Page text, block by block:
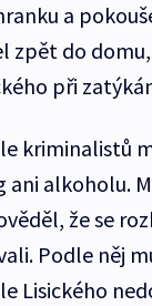
a
zpět do
při
kriminalistů
ani alkoholu.
že se
Podle něj
Lisického